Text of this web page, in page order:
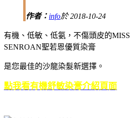
作者： info於 2018-10-24
有機、低敏、低氨，不傷頭皮的MISS
SENROAN聖若恩優質染膏
是您最佳的沙龍染髮新選擇。
點我看有機舒敏染膏介紹頁面